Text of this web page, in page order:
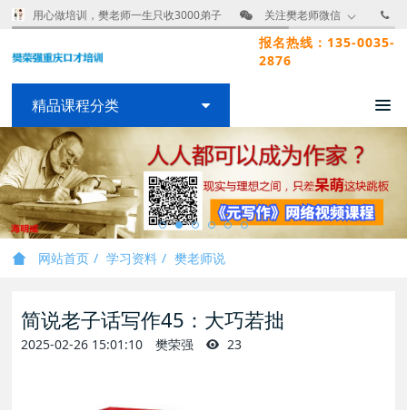
用心做培训，樊老师一生只收3000弟子 关注樊老师微信
报名热线：135-0035-
2876
精品课程分类
网站首页 学习资料 樊老师说
简说老子话写作45：大巧若拙
2025-02-26 15:01:10 樊荣强 23